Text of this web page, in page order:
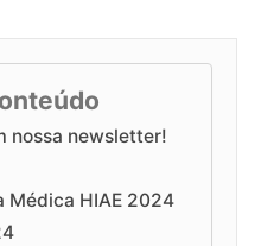
nossa newsletter!
Médica HIAE 2024